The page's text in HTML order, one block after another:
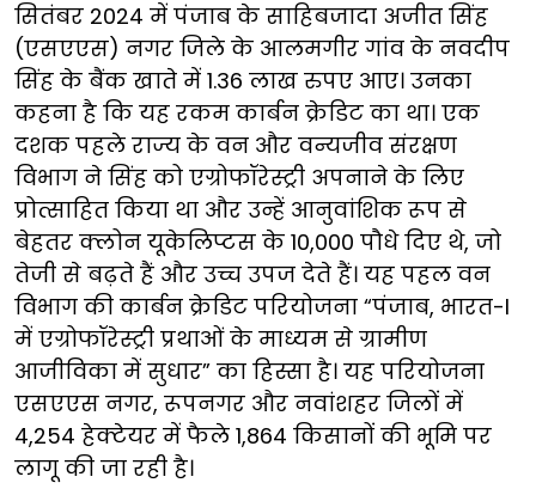
सितंबर 2024 में पंजाब के साहिबजादा अजीत सिंह
(एसएएस) नगर जिले के आलमगीर गांव के नवदीप
सिंह के बैंक खाते में 1.36 लाख रुपए आए। उनका
कहना है कि यह रकम कार्बन क्रेडिट का था। एक
दशक पहले राज्य के वन और वन्यजीव संरक्षण
विभाग ने सिंह को एग्रोफॉरेस्ट्री अपनाने के लिए
प्रोत्साहित किया था और उन्हें आनुवांशिक रूप से
बेहतर क्लोन यूकेलिप्टस के 10,000 पौधे दिए थे, जो
तेजी से बढ़ते हैं और उच्च उपज देते हैं। यह पहल वन
विभाग की कार्बन क्रेडिट परियोजना “पंजाब, भारत-I
में एग्रोफॉरेस्ट्री प्रथाओं के माध्यम से ग्रामीण
आजीविका में सुधार” का हिस्सा है। यह परियोजना
एसएएस नगर, रूपनगर और नवांशहर जिलों में
4,254 हेक्टेयर में फैले 1,864 किसानों की भूमि पर
लागू की जा रही है।